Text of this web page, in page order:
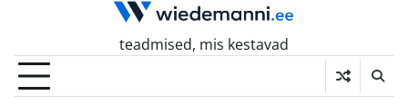
content
teadmised, mis kestavad